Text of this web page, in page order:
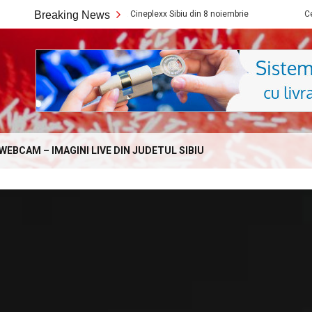
Breaking News
Ce filme noi vedem la Cineplexx Sibiu din 8 noiembrie Ce filme
– IMAGINI LIVE DIN JUDETUL SIBIU